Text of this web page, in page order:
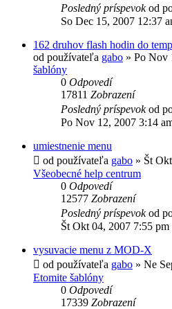
Posledný príspevokod
So Dec 15, 2007 12:37
162 druhov flash hodin do
od používateľa gabo » Po Nov
šablóny
0 Odpovedí
17811 Zobrazení
Posledný príspevokod
Po Nov 12, 2007 3:14
umiestnenie menu
od používateľa gabo » Št
Všeobecné help centrum
0 Odpovedí
12577 Zobrazení
Posledný príspevokod
Št Okt 04, 2007 7:55 pm
vysuvacie menu z MOD-X
od používateľa gabo » Ne
Etomite šablóny
0 Odpovedí
17339 Zobrazení